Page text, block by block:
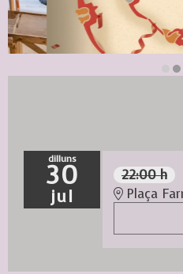
dilluns
30
jul
22:00 h
Plaça